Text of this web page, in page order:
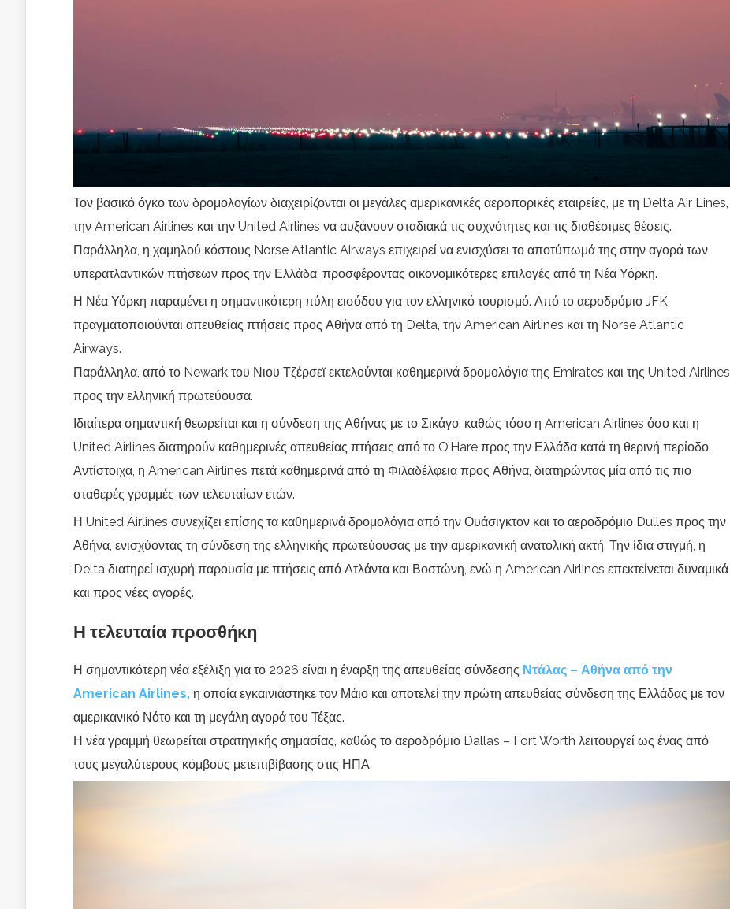
Τον βασικό όγκο των δρομολογίων διαχειρίζονται οι μεγάλες αμερικανικές αεροπορικές εταιρείες, με τη Delta Air Lines,
την American Airlines και την United Airlines να αυξάνουν σταδιακά τις συχνότητες και τις διαθέσιμες θέσεις.
Παράλληλα, η χαμηλού κόστους Norse Atlantic Airways επιχειρεί να ενισχύσει το αποτύπωμά της στην αγορά των
υπερατλαντικών πτήσεων προς την Ελλάδα, προσφέροντας οικονομικότερες επιλογές από τη Νέα Υόρκη.
Η Νέα Υόρκη παραμένει η σημαντικότερη πύλη εισόδου για τον ελληνικό τουρισμό. Από το αεροδρόμιο JFK
πραγματοποιούνται απευθείας πτήσεις προς Αθήνα από τη Delta, την American Airlines και τη Norse Atlantic
Airways.
Παράλληλα, από το Newark του Νιου Τζέρσεϊ εκτελούνται καθημερινά δρομολόγια της Emirates και της United Airlines
προς την ελληνική πρωτεύουσα.
Ιδιαίτερα σημαντική θεωρείται και η σύνδεση της Αθήνας με το Σικάγο, καθώς τόσο η American Airlines όσο και η
United Airlines διατηρούν καθημερινές απευθείας πτήσεις από το O’Hare προς την Ελλάδα κατά τη θερινή περίοδο.
Αντίστοιχα, η American Airlines πετά καθημερινά από τη Φιλαδέλφεια προς Αθήνα, διατηρώντας μία από τις πιο
σταθερές γραμμές των τελευταίων ετών.
Η United Airlines συνεχίζει επίσης τα καθημερινά δρομολόγια από την Ουάσιγκτον και το αεροδρόμιο Dulles προς την
Αθήνα, ενισχύοντας τη σύνδεση της ελληνικής πρωτεύουσας με την αμερικανική ανατολική ακτή. Την ίδια στιγμή, η
Delta διατηρεί ισχυρή παρουσία με πτήσεις από Ατλάντα και Βοστώνη, ενώ η American Airlines επεκτείνεται δυναμικά
και προς νέες αγορές.
Η τελευταία προσθήκη
Η σημαντικότερη νέα εξέλιξη για το 2026 είναι η έναρξη της απευθείας σύνδεσης Ντάλας – Αθήνα από την
American Airlines, η οποία εγκαινιάστηκε τον Μάιο και αποτελεί την πρώτη απευθείας σύνδεση της Ελλάδας με τον
αμερικανικό Νότο και τη μεγάλη αγορά του Τέξας.
Η νέα γραμμή θεωρείται στρατηγικής σημασίας, καθώς το αεροδρόμιο Dallas – Fort Worth λειτουργεί ως ένας από
τους μεγαλύτερους κόμβους μετεπιβίβασης στις ΗΠΑ.